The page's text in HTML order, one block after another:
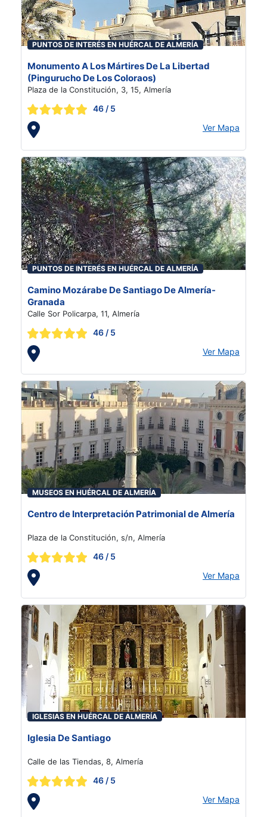
PUNTOS DE INTERÉS EN HUÉRCAL DE ALMERÍA
Monumento A Los Mártires De La Libertad
(Pingurucho De Los Coloraos)
Plaza de la Constitución, 3, 15, Almería
46 / 5
Ver Mapa
PUNTOS DE INTERÉS EN HUÉRCAL DE ALMERÍA
Camino Mozárabe De Santiago De Almería-
Granada
Calle Sor Policarpa, 11, Almería
46 / 5
Ver Mapa
MUSEOS EN HUÉRCAL DE ALMERÍA
Centro de Interpretación Patrimonial de Almería
Plaza de la Constitución, s/n, Almería
46 / 5
Ver Mapa
IGLESIAS EN HUÉRCAL DE ALMERÍA
Iglesia De Santiago
Calle de las Tiendas, 8, Almería
46 / 5
Ver Mapa